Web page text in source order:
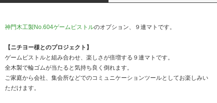
神門木工製No.604ゲームピストルのオプション、９連マトです。
【ニチヨー様とのプロジェクト】
ゲームピストルと組み合わせ、楽しさが倍増する９連マトです。
全木製で輪ゴムが当たると気持ち良く倒れます。
ご家庭から会社、集会所などでのコミュニケーションツールとしてお楽しみい
ただけます。